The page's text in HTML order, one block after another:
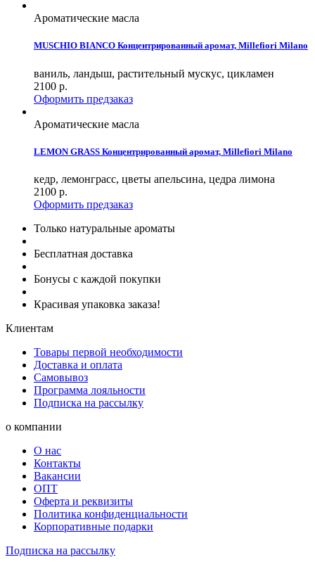
Ароматические масла
MUSCHIO BIANCO Концентрированный аромат, Millefiori Milano
ваниль, ландыш, растительный мускус, цикламен
2100 р.
Оформить предзаказ
Ароматические масла
LEMON GRASS Концентрированный аромат, Millefiori Milano
кедр, лемонграсс, цветы апельсина, цедра лимона
2100 р.
Оформить предзаказ
Только натуральные ароматы
Бесплатная доставка
Бонусы с каждой покупки
Красивая упаковка заказа!
Клиентам
Товары первой необходимости
Доставка и оплата
Самовывоз
Программа лояльности
Подписка на рассылку
о компании
О нас
Контакты
Вакансии
ОПТ
Оферта и реквизиты
Политика конфиденциальности
Корпоративные подарки
Подписка на рассылку